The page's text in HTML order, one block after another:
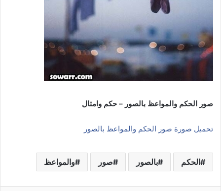
صور الحكم والمواعظ بالصور – حكم وامثال
تحميل صورة صور الحكم والمواعظ بالصور
الحكم بالصور صور والمواعظ